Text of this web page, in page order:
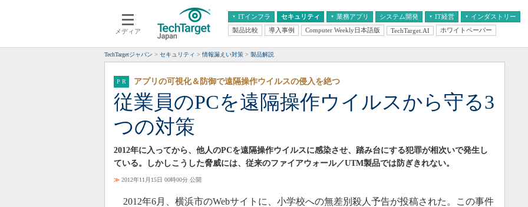
メディア
ITインフラ
クラウド
スマートモバイル
ネットワーク
システム運用管理
セキュリティ 業務アプリ
エンタープライズAI
ERP
CX
情報系システム
システム開発 IT経営
経営とIT
インダストリー
医療IT
製品比較 導入事例 Computer Weekly日本語版 TechTarget.AI ホワイトペーパー
TechTargetジャパン セキュリティ 情報漏えい対策 製品解説
従業員のPCを遠隔操作ウイルスから守る3
つの対策
アプリの可視化＆防御で遠隔操作ウイルスの侵入を絶つ
2012年に入ってから、他人のPCを遠隔操作ウイルスに感染させ、踏み台にする犯罪が相次いで発生し
ている。しかしこうした脅威には、従来のファイアウォール／UTM製品では防ぎきれない。
≫ 2012年11月15日 00時00分 公開
2012年6月、横浜市のWebサイトに、小学校への無差別殺人予告が投稿された。この事件